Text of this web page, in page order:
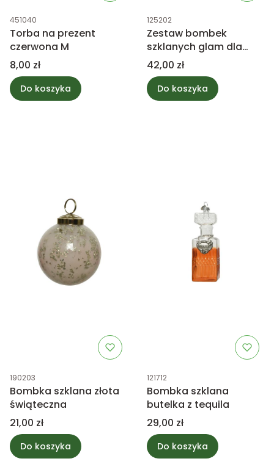
Kod produktu
451040
Torba na prezent
czerwona M
Cena
8,00 zł
Do koszyka
Kod produktu
125202
Zestaw bombek
szklanych glam dla
kosmetyczki
Cena
42,00 zł
Do koszyka
Kod produktu
190203
Bombka szklana złota
świąteczna
Cena
21,00 zł
Do koszyka
Kod produktu
121712
Bombka szklana
butelka z tequila
Cena
29,00 zł
Do koszyka